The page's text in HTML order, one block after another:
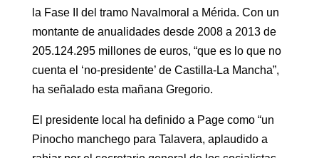
la Fase II del tramo Navalmoral a Mérida. Con un
montante de anualidades desde 2008 a 2013 de
205.124.295 millones de euros, “que es lo que no
cuenta el ‘no-presidente’ de Castilla-La Mancha”,
ha señalado esta mañana Gregorio.
El presidente local ha definido a Page como “un
Pinocho manchego para Talavera, aplaudido a